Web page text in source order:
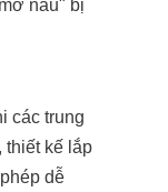
nâu" bị
các trung
thiết kế lắp
dễ